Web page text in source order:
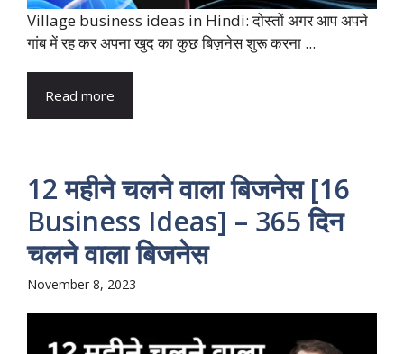
Village business ideas in Hindi: दोस्तों अगर आप अपने
गांब में रह कर अपना खुद का कुछ बिज़नेस शुरू करना ...
Read more
12 महीने चलने वाला बिजनेस [16
Business Ideas] – 365 दिन
चलने वाला बिजनेस
November 8, 2023